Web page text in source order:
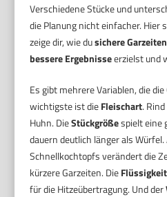
Verschiedene Stücke und
die Planung nicht einfacher. Hier
zeige dir, wie dusichere Garzeiten
bessere Ergebnisseerzielst und
Es gibt mehrere Variablen, die
wichtigste ist dieFleischart.
Huhn. DieStückgrößespielt eine
dauern deutlich länger als Würfel.
Schnellkochtopfs verändert die
kürzere Garzeiten. Die
für die Hitzeübertragung. Und der